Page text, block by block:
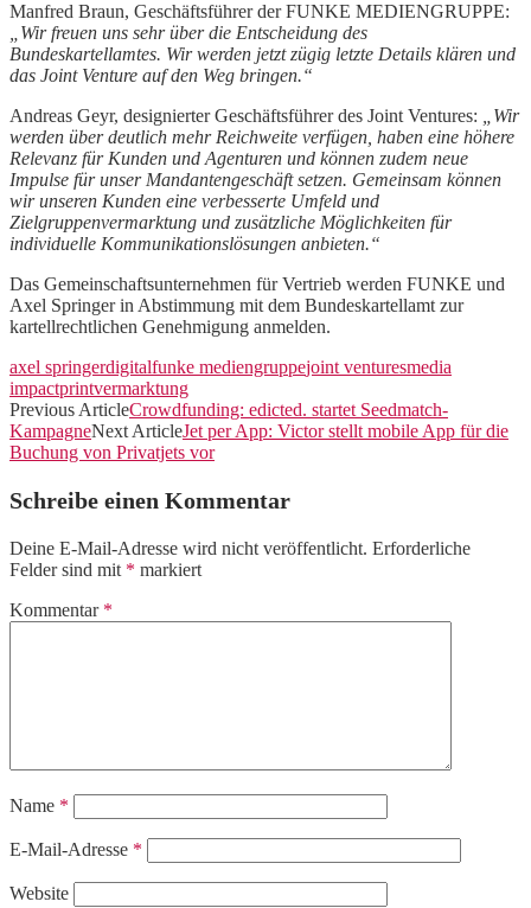
Manfred Braun, Geschäftsführer der FUNKE MEDIENGRUPPE:
„Wir freuen uns sehr über die Entscheidung des
Bundeskartellamtes. Wir werden jetzt zügig letzte Details klären und
das Joint Venture auf den Weg bringen.“
Andreas Geyr, designierter Geschäftsführer des Joint Ventures:
„Wir
werden über deutlich mehr Reichweite verfügen, haben eine höhere
Relevanz für Kunden und Agenturen und können zudem neue
Impulse für unser Mandantengeschäft setzen. Gemeinsam können
wir unseren Kunden eine verbesserte Umfeld und
Zielgruppenvermarktung und zusätzliche Möglichkeiten für
individuelle Kommunikationslösungen anbieten.“
Das Gemeinschaftsunternehmen für Vertrieb werden FUNKE und
Axel Springer in Abstimmung mit dem Bundeskartellamt zur
kartellrechtlichen Genehmigung anmelden.
axel springerdigitalfunke mediengruppejoint venturesmedia
impactprintvermarktung
Previous ArticleCrowdfunding: edicted. startet Seedmatch-
KampagneNext ArticleJet per App: Victor stellt mobile App für die
Buchung von Privatjets vor
Schreibe einen Kommentar
Deine E-Mail-Adresse wird nicht veröffentlicht. Erforderliche
Felder sind mit * markiert
Kommentar *
Name *
E-Mail-Adresse *
Website